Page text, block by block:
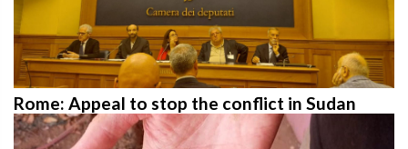
Rome: Appeal to stop the conflict in Sudan